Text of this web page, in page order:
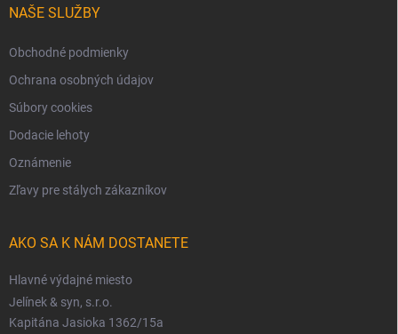
NAŠE SLUŽBY
Obchodné podmienky
Ochrana osobných údajov
Súbory cookies
Dodacie lehoty
Oznámenie
Zľavy pre stálych zákazníkov
AKO SA K NÁM DOSTANETE
Hlavné výdajné miesto
Jelínek & syn, s.r.o.
Kapitána Jasioka 1362/15a